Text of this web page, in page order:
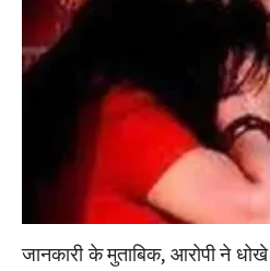
जानकारी के मुताबिक, आरोपी ने